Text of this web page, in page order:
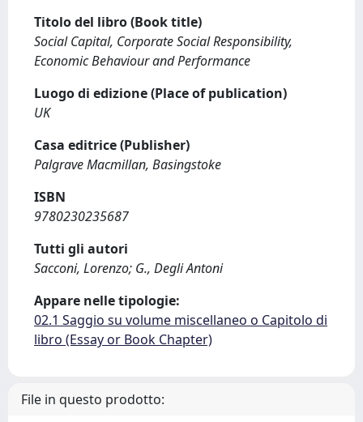
Titolo del libro (Book title)
Social Capital, Corporate Social Responsibility,
Economic Behaviour and Performance
Luogo di edizione (Place of publication)
UK
Casa editrice (Publisher)
Palgrave Macmillan, Basingstoke
ISBN
9780230235687
Tutti gli autori
Sacconi, Lorenzo; G., Degli Antoni
Appare nelle tipologie:
02.1 Saggio su volume miscellaneo o Capitolo di
libro (Essay or Book Chapter)
File in questo prodotto: